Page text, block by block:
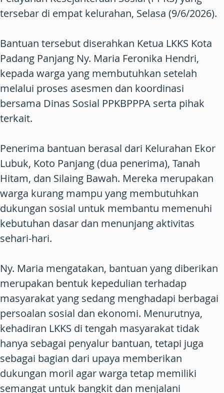
tersebar di empat kelurahan, Selasa (9/6/2026).
Bantuan tersebut diserahkan Ketua LKKS Kota
Padang Panjang Ny. Maria Feronika Hendri,
kepada warga yang membutuhkan setelah
melalui proses asesmen dan koordinasi
bersama Dinas Sosial PPKBPPPA serta pihak
terkait.
Penerima bantuan berasal dari Kelurahan Ekor
Lubuk, Koto Panjang (dua penerima), Tanah
Hitam, dan Silaing Bawah. Mereka merupakan
warga kurang mampu yang membutuhkan
dukungan sosial untuk membantu memenuhi
kebutuhan dasar dan menunjang aktivitas
sehari-hari.
Ny. Maria mengatakan, bantuan yang diberikan
merupakan bentuk kepedulian terhadap
masyarakat yang sedang menghadapi berbagai
persoalan sosial dan ekonomi. Menurutnya,
kehadiran LKKS di tengah masyarakat tidak
hanya sebagai penyalur bantuan, tetapi juga
sebagai bagian dari upaya memberikan
dukungan moril agar warga tetap memiliki
semangat untuk bangkit dan menjalani